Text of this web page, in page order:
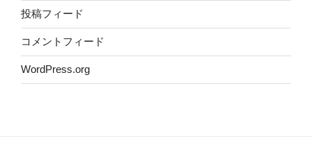
投稿フィード
コメントフィード
WordPress.org